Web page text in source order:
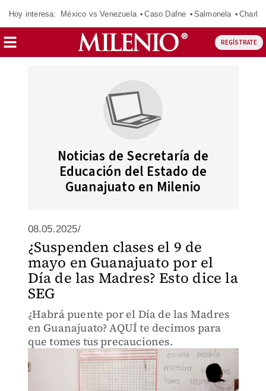
Hoy interesa: México vs Venezuela Caso Dafne Salmonela
REGÍSTRATE
Noticias de Secretaría de
Educación del Estado de
Guanajuato en Milenio
08.05.2025/
¿Suspenden clases el 9 de
mayo en Guanajuato por el
Día de las Madres? Esto dice la
SEG
¿Habrá puente por el Día de las Madres
en Guanajuato? AQUÍ te decimos para
que tomes tus precauciones.